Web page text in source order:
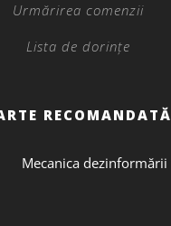
Urmărirea comenzii
Lista de dorințe
RECOMANDATĂ
Mecanica dezinformării